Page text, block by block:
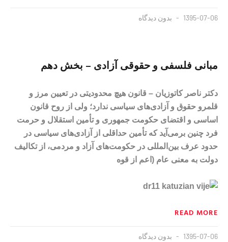
1395-07-06 بدون دیدگاه
مبانی فلسفی و حقوقی آزادی – بخش دهم
دکتر ناصر کاتوزیان – قانون هیچ محدودیتی در تعیین مرز و
قلمرو حقوق و آزادی‌های سیاسی ندارد؛ ولی از روح قانون
اساسی و اقتضای حکومت جمهوری و تأمین استقلال و حرمت
فرد چنین برمی‌آید که تأمین حداقلی از آزادی‌های سیاسی در
حدود عرف بین‌المللی در حکومت‌های آزاد و مردمی، از تکالیف
دولت به معنی عام (اعم از قوه‌
READ MORE
1395-07-06 بدون دیدگاه